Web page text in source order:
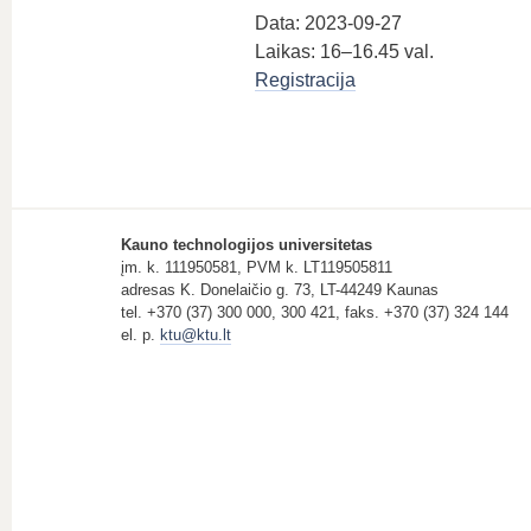
Data: 2023-09-27
Laikas: 16–16.45 val.
Registracija
Kauno technologijos universitetas
įm. k. 111950581, PVM k. LT119505811
adresas K. Donelaičio g. 73, LT-44249 Kaunas
tel. +370 (37) 300 000, 300 421, faks. +370 (37) 324 144
el. p. ktu@ktu.lt